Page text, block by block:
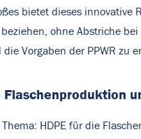
bietet dieses innovative
ohne Abstriche
Vorgaben der PPWR zu
Flaschenproduktion
HDPE für die